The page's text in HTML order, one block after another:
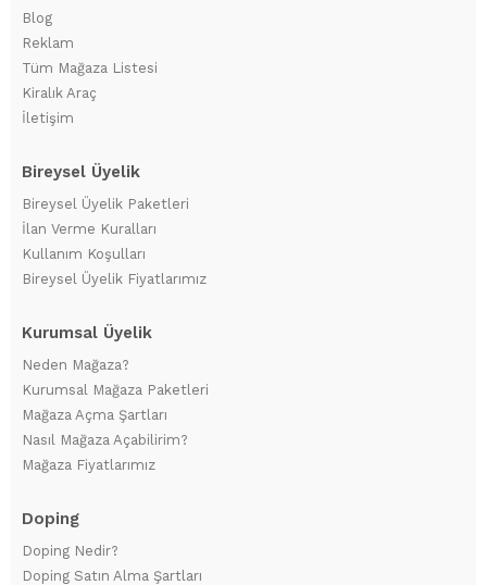
Blog
Reklam
Tüm Mağaza Listesi
Kiralık Araç
İletişim
Bireysel Üyelik
Bireysel Üyelik Paketleri
İlan Verme Kuralları
Kullanım Koşulları
Bireysel Üyelik Fiyatlarımız
Kurumsal Üyelik
Neden Mağaza?
Kurumsal Mağaza Paketleri
Mağaza Açma Şartları
Nasıl Mağaza Açabilirim?
Mağaza Fiyatlarımız
Doping
Doping Nedir?
Doping Satın Alma Şartları